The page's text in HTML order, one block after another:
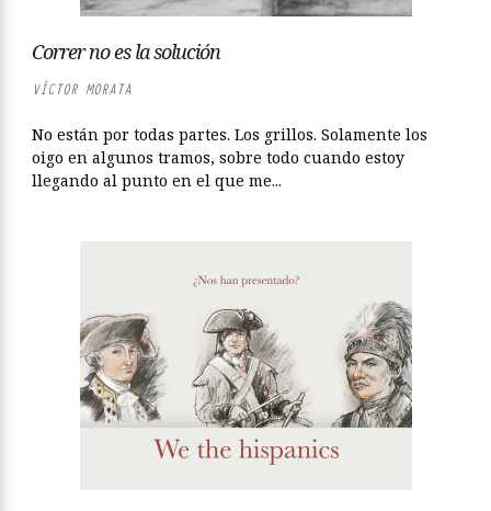
Correr no es la solución
VÍCTOR MORATA
No están por todas partes. Los grillos. Solamente los
oigo en algunos tramos, sobre todo cuando estoy
llegando al punto en el que me...